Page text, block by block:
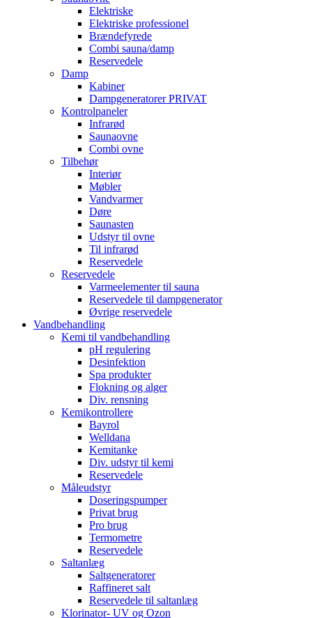
Elektriske
Elektriske professionel
Brændefyrede
Combi sauna/damp
Reservedele
Damp
Kabiner
Dampgeneratorer PRIVAT
Kontrolpaneler
Infrarød
Saunaovne
Combi ovne
Tilbehør
Interiør
Møbler
Vandvarmer
Døre
Saunasten
Udstyr til ovne
Til infrarød
Reservedele
Reservedele
Varmeelementer til sauna
Reservedele til dampgenerator
Øvrige reservedele
Vandbehandling
Kemi til vandbehandling
pH regulering
Desinfektion
Spa produkter
Flokning og alger
Div. rensning
Kemikontrollere
Bayrol
Welldana
Kemitanke
Div. udstyr til kemi
Reservedele
Måleudstyr
Doseringspumper
Privat brug
Pro brug
Termometre
Reservedele
Saltanlæg
Saltgeneratorer
Raffineret salt
Reservedele til saltanlæg
Klorinator- UV og Ozon